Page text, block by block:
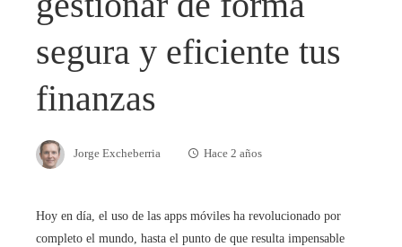
segura y eficiente tus
finanzas
Jorge Excheberria Hace 2 años
Hoy en día, el uso de las apps móviles ha revolucionado por
completo el mundo, hasta el punto de que resulta impensable